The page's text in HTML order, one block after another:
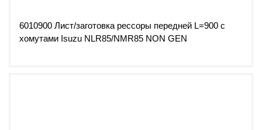
6010900 Лист/заготовка рессоры передней L=900 с
хомутами Isuzu NLR85/NMR85 NON GEN